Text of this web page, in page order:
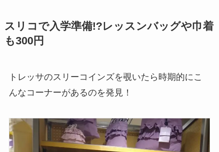
スリコで入学準備!?レッスンバッグや巾着
も300円
トレッサのスリーコインズを覗いたら時期的にこ
んなコーナーがあるのを発見！